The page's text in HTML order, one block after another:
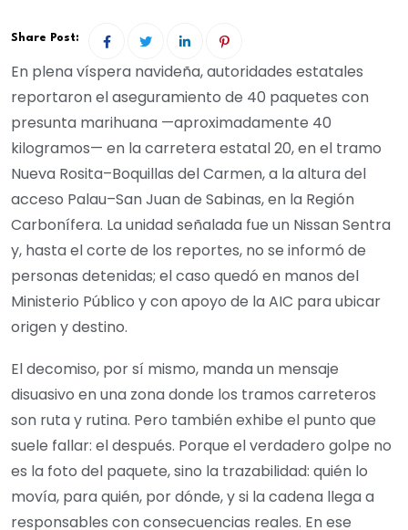
Share Post:
En plena víspera navideña, autoridades estatales
reportaron el aseguramiento de 40 paquetes con
presunta marihuana —aproximadamente 40
kilogramos— en la carretera estatal 20, en el tramo
Nueva Rosita–Boquillas del Carmen, a la altura del
acceso Palau–San Juan de Sabinas, en la Región
Carbonífera. La unidad señalada fue un Nissan Sentra
y, hasta el corte de los reportes, no se informó de
personas detenidas; el caso quedó en manos del
Ministerio Público y con apoyo de la AIC para ubicar
origen y destino.
El decomiso, por sí mismo, manda un mensaje
disuasivo en una zona donde los tramos carreteros
son ruta y rutina. Pero también exhibe el punto que
suele fallar: el después. Porque el verdadero golpe no
es la foto del paquete, sino la trazabilidad: quién lo
movía, para quién, por dónde, y si la cadena llega a
responsables con consecuencias reales. En ese